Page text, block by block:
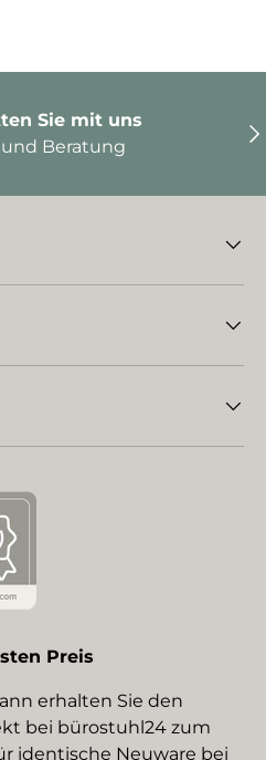
Sie mit uns
Beratung
Preis
erhalten Sie den
bei bürostuhl24 zum
identische Neuware bei